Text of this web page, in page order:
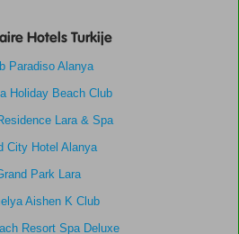
Hotels Turkije
Paradiso Alanya
Holiday Beach Club
Lara & Spa
City Hotel Alanya
Park Lara
Aishen K Club
Resort Spa Deluxe